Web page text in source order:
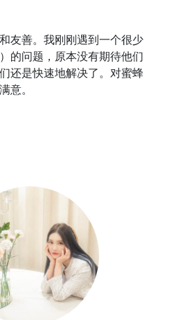
友善。我刚刚遇到一个很少
的问题，原本没有期待他们
还是快速地解决了。对蜜蜂
意。